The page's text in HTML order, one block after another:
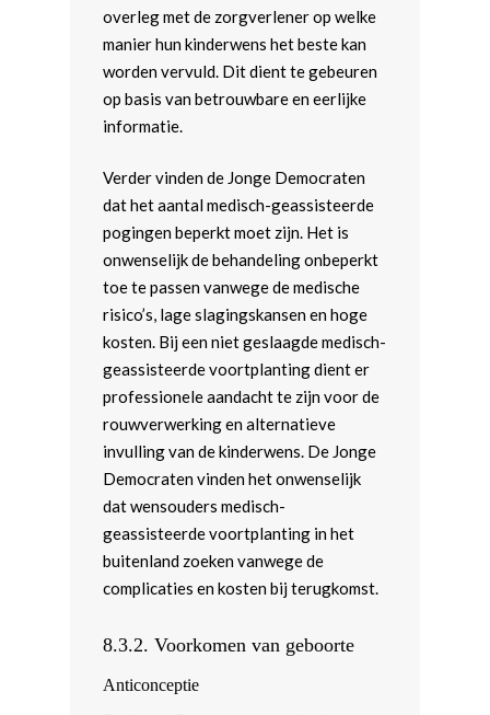
overleg met de zorgverlener op welke
manier hun kinderwens het beste kan
worden vervuld. Dit dient te gebeuren
op basis van betrouwbare en eerlijke
informatie.
Verder vinden de Jonge Democraten
dat het aantal medisch-geassisteerde
pogingen beperkt moet zijn. Het is
onwenselijk de behandeling onbeperkt
toe te passen vanwege de medische
risico’s, lage slagingskansen en hoge
kosten. Bij een niet geslaagde medisch-
geassisteerde voortplanting dient er
professionele aandacht te zijn voor de
rouwverwerking en alternatieve
invulling van de kinderwens. De Jonge
Democraten vinden het onwenselijk
dat wensouders medisch-
geassisteerde voortplanting in het
buitenland zoeken vanwege de
complicaties en kosten bij terugkomst.
8.3.2.Voorkomen van geboorte
Anticonceptie